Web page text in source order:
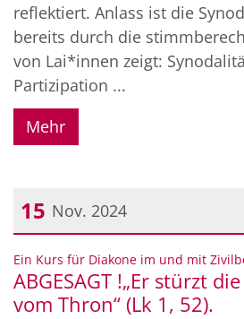
reflektiert. Anlass ist die
bereits durch die
von Lai*innen zeigt:
Partizipation ...
Mehr
15 Nov. 2024
Datum: 15. November 2024
Ein Kurs für Diakone im und mit
ABGESAGT !„Er stürzt
vom Thron“ (Lk 1, 52).